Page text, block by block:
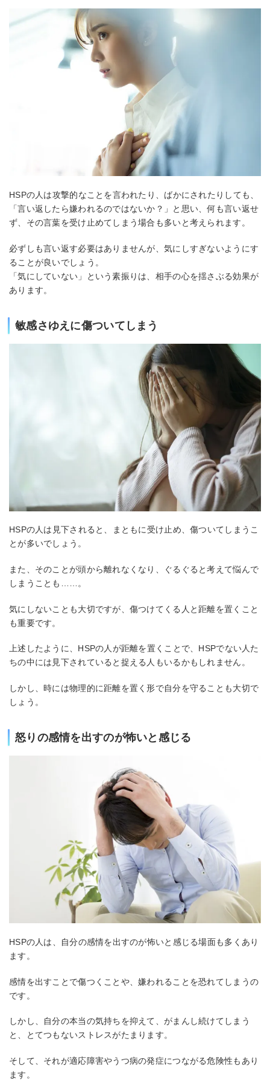
HSPの人は攻撃的なことを言われたり、ばかにされたりしても、
「言い返したら嫌われるのではないか？」と思い、何も言い返せ
ず、その言葉を受け止めてしまう場合も多いと考えられます。
必ずしも言い返す必要はありませんが、気にしすぎないようにす
ることが良いでしょう。
「気にしていない」という素振りは、相手の心を揺さぶる効果が
あります。
敏感さゆえに傷ついてしまう
HSPの人は見下されると、まともに受け止め、傷ついてしまうこ
とが多いでしょう。
また、そのことが頭から離れなくなり、ぐるぐると考えて悩んで
しまうことも……。
気にしないことも大切ですが、傷つけてくる人と距離を置くこと
も重要です。
上述したように、HSPの人が距離を置くことで、HSPでない人た
ちの中には見下されていると捉える人もいるかもしれません。
しかし、時には物理的に距離を置く形で自分を守ることも大切で
しょう。
怒りの感情を出すのが怖いと感じる
HSPの人は、自分の感情を出すのが怖いと感じる場面も多くあり
ます。
感情を出すことで傷つくことや、嫌われることを恐れてしまうの
です。
しかし、自分の本当の気持ちを抑えて、がまんし続けてしまう
と、とてつもないストレスがたまります。
そして、それが適応障害やうつ病の発症につながる危険性もあり
ます。